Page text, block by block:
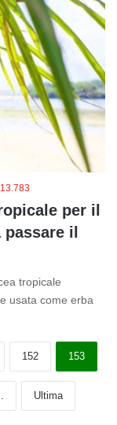
13.783
per il
passare il
tropicale
usata come erba
152 153
Ultima